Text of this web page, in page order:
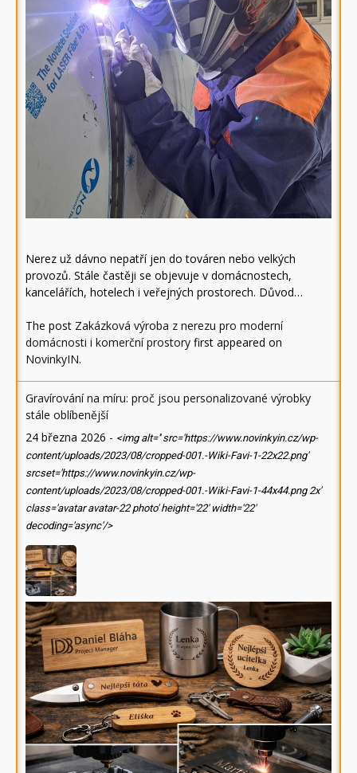
Nerez už dávno nepatří jen do továren nebo velkých
provozů. Stále častěji se objevuje v domácnostech,
kancelářích, hotelech i veřejných prostorech. Důvod…
The post Zakázková výroba z nerezu pro moderní
domácnosti i komerční prostory first appeared on
NovinkyIN.
Gravírování na míru: proč jsou personalizované výrobky
stále oblíbenější
24 března 2026 - <img alt='' src='https://www.novinkyin.cz/wp-
content/uploads/2023/08/cropped-001.-Wiki-Favi-1-22x22.png'
srcset='https://www.novinkyin.cz/wp-
content/uploads/2023/08/cropped-001.-Wiki-Favi-1-44x44.png 2x'
class='avatar avatar-22 photo' height='22' width='22'
decoding='async'/>